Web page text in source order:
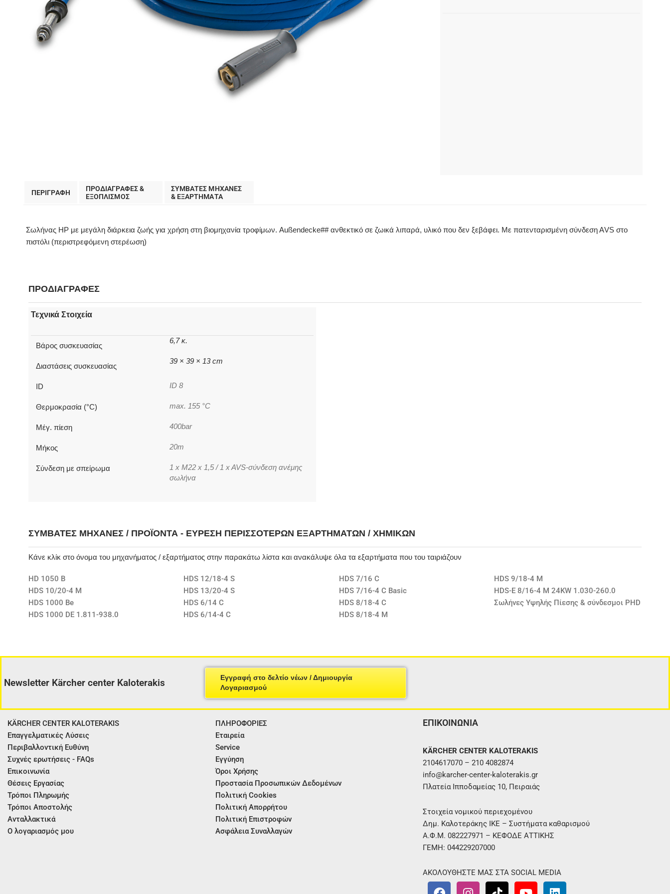
ΠΕΡΙΓΡΑΦΗ
ΠΡΟΔΙΑΓΡΑΦΕΣ &
EΞΟΠΛΙΣΜΟΣ
ΣΥΜΒΑΤΕΣ ΜΗΧΑΝΕΣ
& ΕΞΑΡΤΗΜΑΤΑ
Σωλήνας ΗΡ με μεγάλη διάρκεια ζωής για χρήση στη βιομηχανία τροφίμων. Außendecke## ανθεκτικό σε ζωικά λιπαρά, υλικό που δεν ξεβάφει. Με πατενταρισμένη σύνδεση ΑVS στο
πιστόλι (περιστρεφόμενη στερέωση)
ΠΡΟΔΙΑΓΡΑΦΕΣ
Τεχνικά Στοιχεία
Βάρος συσκευασίας
6,7 κ.
Διαστάσεις συσκευασίας
39 × 39 × 13 cm
ID ID 8
Θερμοκρασία (°C) max. 155 °C
Μέγ. πίεση 400bar
Μήκος 20m
Σύνδεση με σπείρωμα
1 x M22 x 1,5 / 1 x AVS-σύνδεση ανέμης
σωλήνα
ΣΥΜΒΑΤΈΣ ΜΗΧΑΝΈΣ / ΠΡΟΪΌΝΤΑ - ΕΎΡΕΣΗ ΠΕΡΙΣΣΌΤΕΡΩΝ ΕΞΑΡΤΗΜΆΤΩΝ / ΧΗΜΙΚΏΝ
Κάνε κλίκ στο όνομα του μηχανήματος / εξαρτήματος στην παρακάτω λίστα και ανακάλυψε όλα τα εξαρτήματα που του ταιριάζουν
HD 1050 B
HDS 10/20-4 M
HDS 1000 Be
HDS 1000 DE 1.811-938.0
HDS 12/18-4 S
HDS 13/20-4 S
HDS 6/14 C
HDS 6/14-4 C
HDS 7/16 C
HDS 7/16-4 C Basic
HDS 8/18-4 C
HDS 8/18-4 M
HDS 9/18-4 M
HDS-E 8/16-4 M 24KW 1.030-260.0
Σωλήνες Υψηλής Πίεσης & σύνδεσμοι PHD
Newsletter Kärcher center Kaloterakis
Εγγραφή στο δελτίο νέων / Δημιουργία
Λογαριασμού
KÄRCHER CENTER KALOTERAKIS
Επαγγελματικές Λύσεις
Περιβαλλοντική Ευθύνη
Συχνές ερωτήσεις - FAQs
Επικοινωνία
Θέσεις Εργασίας
Τρόποι Πληρωμής
Τρόποι Αποστολής
Ανταλλακτικά
Ο λογαριασμός μου
ΠΛΗΡΟΦΟΡΙΕΣ
Εταιρεία
Service
Εγγύηση
Όροι Χρήσης
Προστασία Προσωπικών Δεδομένων
Πολιτική Cookies
Πολιτική Απορρήτου
Πολιτική Επιστροφών
Ασφάλεια Συναλλαγών
ΕΠΙΚΟΙΝΩΝΙΑ
KÄRCHER CENTER KALOTERAKIS
2104617070 – 210 4082874
info@karcher-center-kaloterakis.gr
Πλατεία Ιπποδαμείας 10, Πειραιάς
Στοιχεία νομικού περιεχομένου
Δημ. Καλοτεράκης ΙΚΕ – Συστήματα καθαρισμού
Α.Φ.Μ. 082227971 – ΚΕΦΟΔΕ ΑΤΤΙΚΗΣ
ΓΕΜΗ: 044229207000
ΑΚΟΛΟΥΘΗΣΤΕ ΜΑΣ ΣΤΑ SOCIAL MEDIA
F
I
T
Y
L